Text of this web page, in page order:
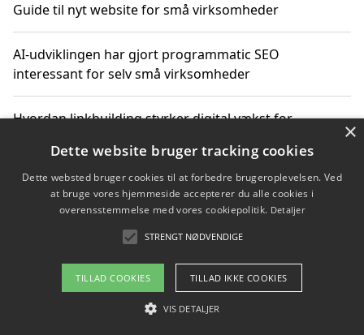
Guide til nyt website for små virksomheder
AI-udviklingen har gjort programmatic SEO
interessant for selv små virksomheder
Hvordan linkbuilding styrker digital vækst for
Sådan har udviklingen inden for genbrug af elektronik
ændret sig
Copyright 2026 - Pilanto Aps
Om / kontakt
×
Dette website bruger tracking cookies
Dette websted bruger cookies til at forbedre brugeroplevelsen. Ved
at bruge vores hjemmeside accepterer du alle cookies i
overensstemmelse med vores cookiepolitik. Detaljer
STRENGT NØDVENDIGE
TILLAD COOKIES TILLAD IKKE COOKIES
VIS DETALJER